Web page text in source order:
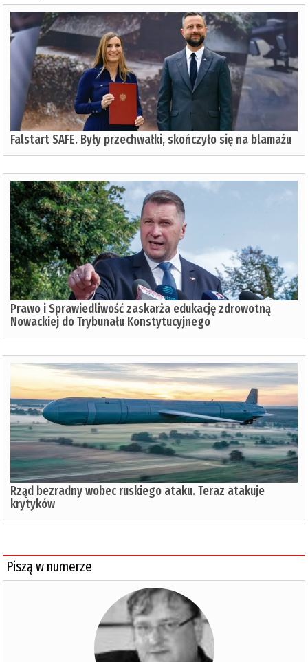
Falstart SAFE. Były przechwałki, skończyło się na blamażu
Prawo i Sprawiedliwość zaskarża edukację zdrowotną
Nowackiej do Trybunału Konstytucyjnego
Rząd bezradny wobec ruskiego ataku. Teraz atakuje
krytyków
Piszą w numerze